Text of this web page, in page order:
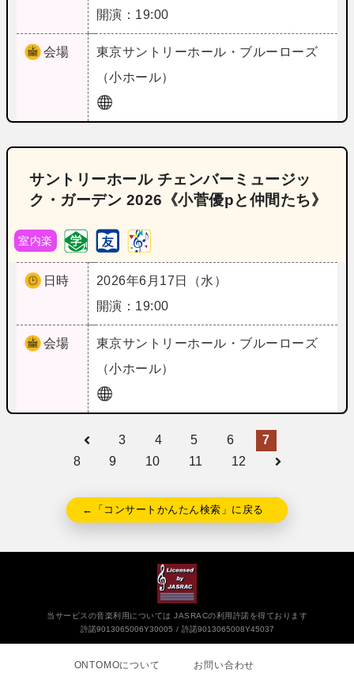
開演：19:00
会場 東京サントリーホール・ブルーローズ
（小ホール）
サントリーホール チェンバーミュージッ
ク・ガーデン 2026《小菅優pと仲間たち》
室内楽
日時
2026年6月17日（水）
開演：19:00
会場 東京サントリーホール・ブルーローズ
（小ホール）
3 4 5 6
7
8
9 10 11 12
←「コンサートかんたん検索」に戻る
当サービスの音楽利用については JASRACの利用許諾を得ております
許諾9013065006Y30005
許諾9013065008Y45037
ONTOMOについて お問い合わせ